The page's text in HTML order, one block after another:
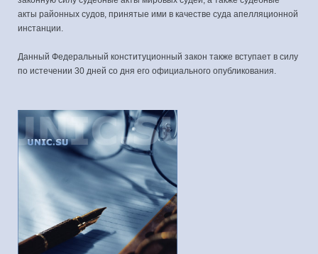
акты районных судов, принятые ими в качестве суда апелляционной
инстанции.
Данный Федеральный конституционный закон также вступает в силу
по истечении 30 дней со дня его официального опубликования.